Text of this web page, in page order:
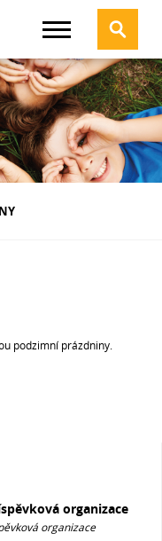
podzimní prázdniny.
organizace
organizace